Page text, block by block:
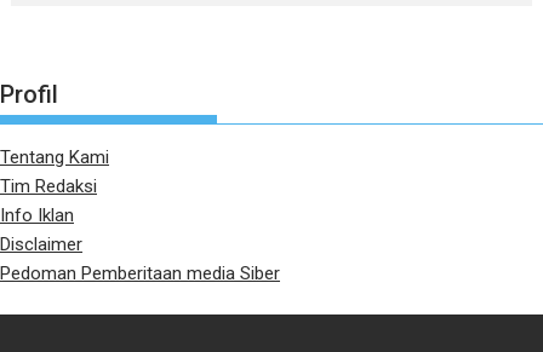
Profil
Tentang Kami
Tim Redaksi
Info Iklan
Disclaimer
Pedoman Pemberitaan media Siber